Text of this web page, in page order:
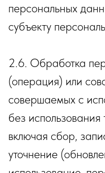
персональных
субъекту
2.6. Обработка
(операция) или
совершаемых с
без
включая сбор,
уточнение